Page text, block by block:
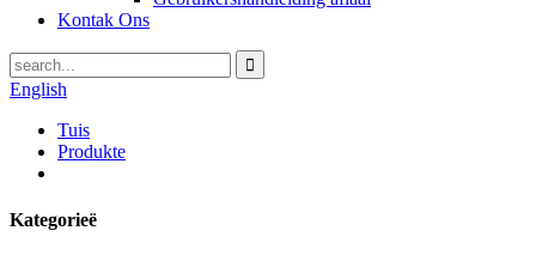
Kontak Ons
English
Tuis
Produkte
Kategorieë